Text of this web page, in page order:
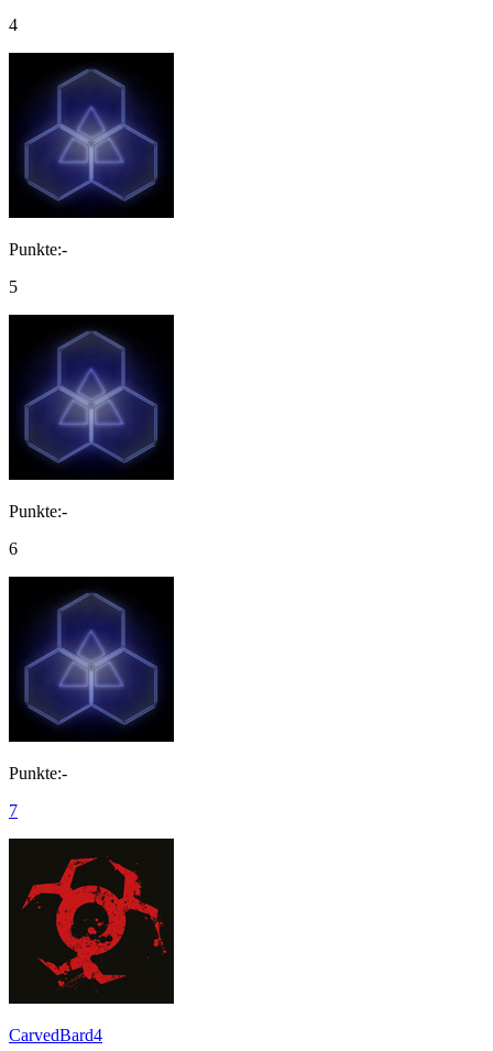
4
Punkte:-
5
Punkte:-
6
Punkte:-
7
CarvedBard4